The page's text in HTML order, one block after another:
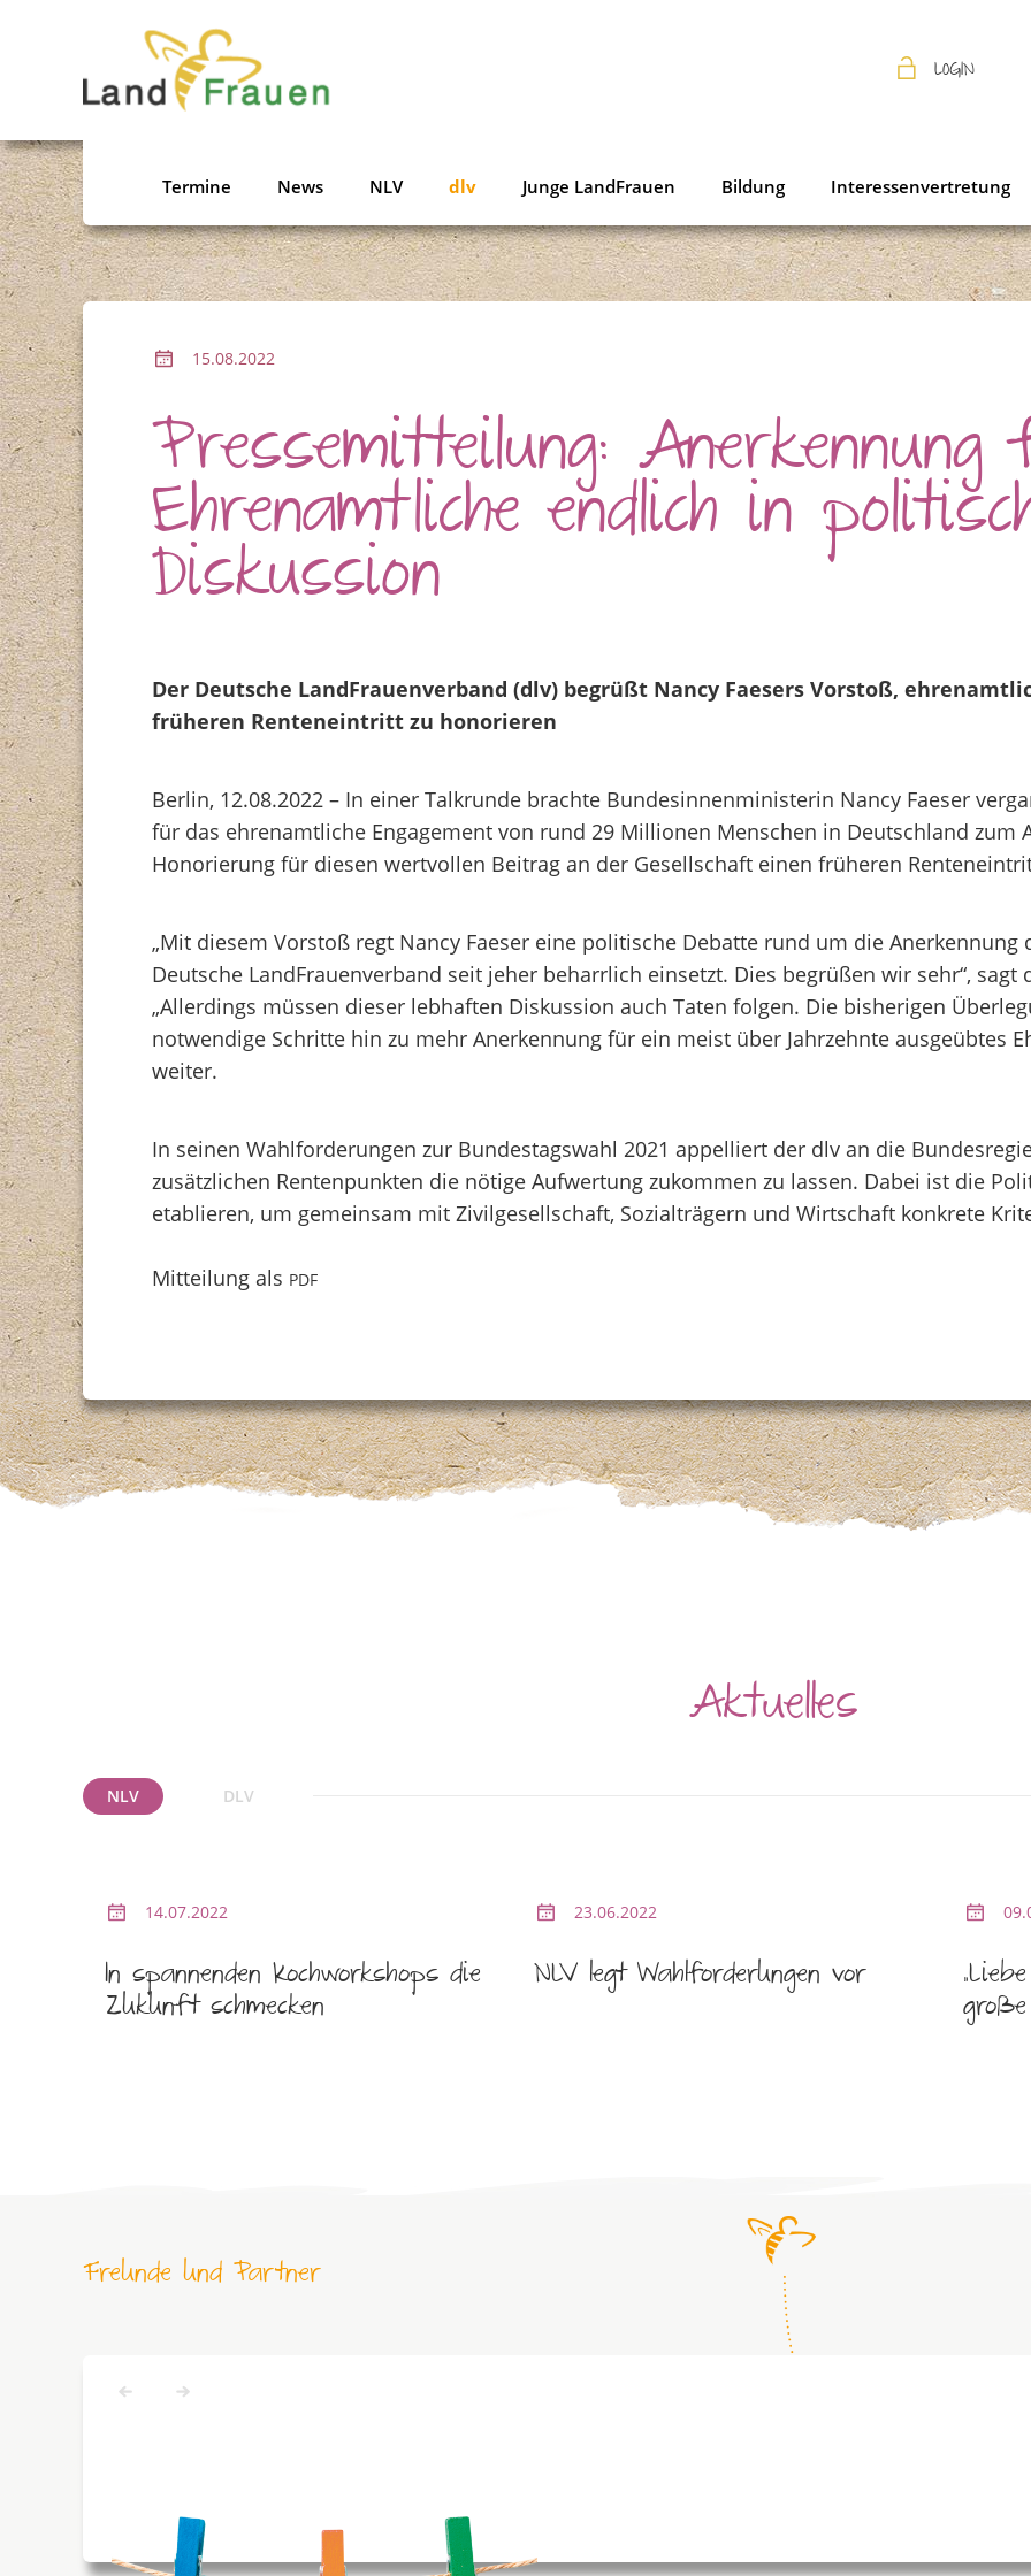
LOGIN
Termine News NLV dlv Junge LandFrauen Bildung Interessenvertretung
15.08.2022
Pressemitteilung:
Ehrenamtliche endlich in
Diskussion
Der Deutsche LandFrauenverband (dlv) begrüßt Nancy Faesers Vorstoß,
früheren Renteneintritt zu honorieren
Berlin, 12.08.2022 – In einer Talkrunde brachte Bundesinnenministerin Nancy Faeser
für das ehrenamtliche Engagement von rund 29 Millionen Menschen in Deutschland zum
Honorierung für diesen wertvollen Beitrag an der Gesellschaft einen früheren
„Mit diesem Vorstoß regt Nancy Faeser eine politische Debatte rund um die Anerkennung
Deutsche LandFrauenverband seit jeher beharrlich einsetzt. Dies begrüßen wir sehr“,
„Allerdings müssen dieser lebhaften Diskussion auch Taten folgen. Die bisherigen
notwendige Schritte hin zu mehr Anerkennung für ein meist über Jahrzehnte ausgeübtes
weiter.
In seinen Wahlforderungen zur Bundestagswahl 2021 appelliert der dlv an die
zusätzlichen Rentenpunkten die nötige Aufwertung zukommen zu lassen. Dabei ist die
etablieren, um gemeinsam mit Zivilgesellschaft, Sozialträgern und Wirtschaft konkrete
Mitteilung als PDF
Aktuelles
NLV DLV
14.07.2022
In spannenden Kochworkshops die
Zukunft schmecken
23.06.2022
NLV legt Wahlforderungen vor
Freunde und Partner